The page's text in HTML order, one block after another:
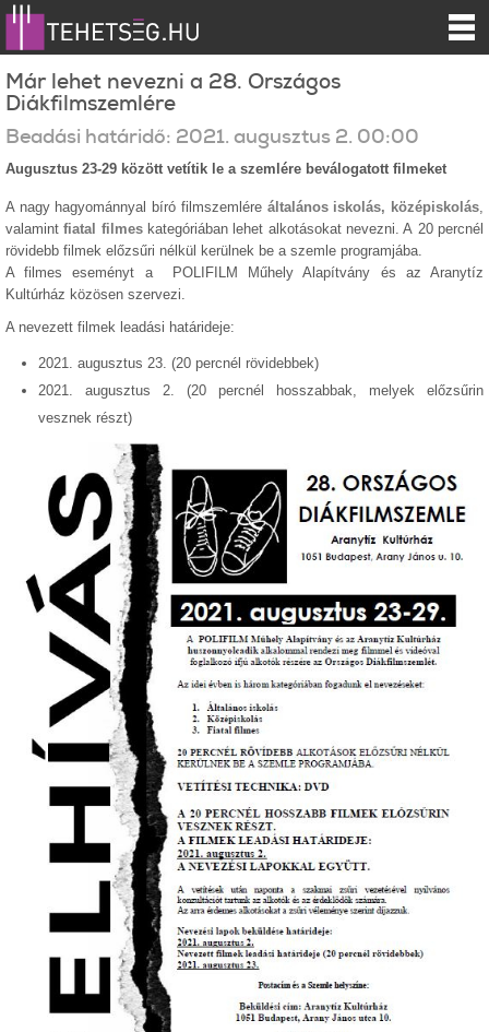
Már lehet nevezni a 28. Országos
Diákfilmszemlére
Beadási határidő: 2021. augusztus 2. 00:00
Augusztus 23-29 között vetítik le a szemlére beválogatott filmeket
A nagy hagyománnyal bíró filmszemléreáltalános iskolás, középiskolás,
valamint fiatal filmes kategóriában lehet alkotásokat nevezni. A 20 percnél
rövidebb filmek előzsűri nélkül kerülnek be a szemle programjába.
A filmes eseményt a
POLIFILM Műhely Alapítvány és az Aranytíz
Kultúrház közösen szervezi.
A nevezett filmek leadási határideje:
2021. augusztus 23. (20 percnél rövidebbek)
2021. augusztus 2. (20 percnél hosszabbak, melyek előzsűrin
vesznek részt)